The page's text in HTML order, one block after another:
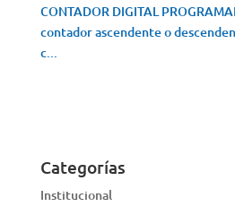
CONTADOR DIGITAL
contador ascendente o
c...
Categorías
Institucional